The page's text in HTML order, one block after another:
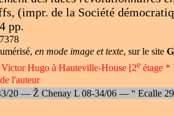
(impr. de la Société
pp.
en mode image et texte, sur le site
Hugo à Hauteville-House [2eétage *
l'auteur
20 — Ž Chenay L 08-34/06 — “Ecalle